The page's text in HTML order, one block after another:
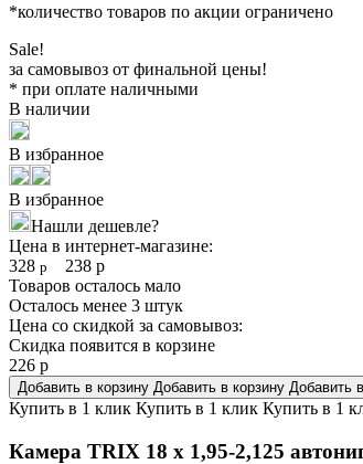
*количество товаров по акции ограничено
Sale!
за самовывоз от финальной цены!
* при оплате наличными
В наличии
В избранное
В избранное
Нашли дешевле?
Цена в интернет-магазине:
328 р 238 р
Товаров осталось мало
Осталось менее 3 штук
Цена со скидкой за самовывоз:
Скидка появится в корзине
226 р
Добавить в корзину Добавить в корзину Добавить
Купить в 1 клик Купить в 1 клик Купить в 1
Камера TRIX 18 x 1,95-2,125